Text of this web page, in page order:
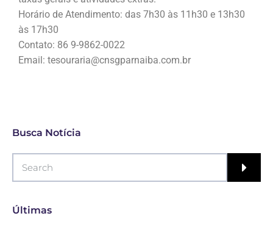
Horário de Atendimento: das 7h30 às 11h30 e 13h30
às 17h30
Contato: 86 9-9862-0022
Email: tesouraria@cnsgparnaiba.com.br
Busca Notícia
Últimas